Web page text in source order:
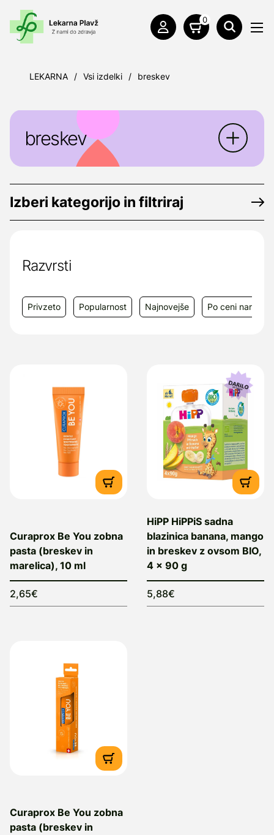
0
LEKARNA / Vsi izdelki / breskev
breskev
Izberi kategorijo in filtriraj
Razvrsti
Privzeto Popularnost Najnovejše Po ceni
Curaprox Be You zobna
pasta (breskev in
marelica), 10 ml
2,65€
HiPP HiPPiS sadna
blazinica banana, mango
in breskev z ovsom BIO,
4 × 90 g
5,88€
Curaprox Be You zobna
pasta (breskev in